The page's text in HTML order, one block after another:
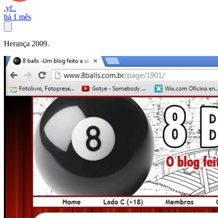
.yf..
há 1 mês
Herança 2009.